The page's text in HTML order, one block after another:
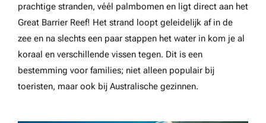
prachtige stranden, véél palmbomen en ligt direct aan het
Great Barrier Reef! Het strand loopt geleidelijk af in de
zee en na slechts een paar stappen het water in kom je al
koraal en verschillende vissen tegen. Dit is een
bestemming voor families; niet alleen populair bij
toeristen, maar ook bij Australische gezinnen.